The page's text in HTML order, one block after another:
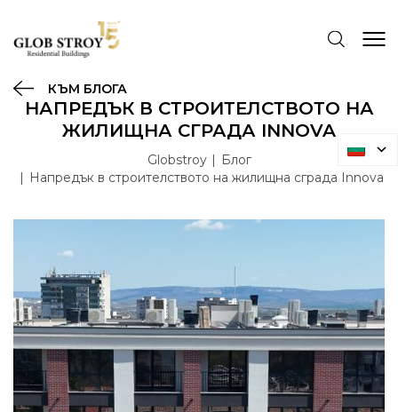
КЪМ БЛОГА
НАПРЕДЪК В СТРОИТЕЛСТВОТО НА
ЖИЛИЩНА СГРАДА INNOVA
Globstroy
Блог
Напредък в строителството на жилищна сграда Innova